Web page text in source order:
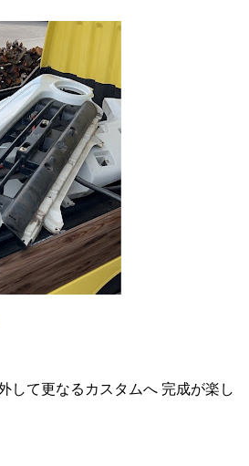
して更なるカスタムへ 完成が楽し